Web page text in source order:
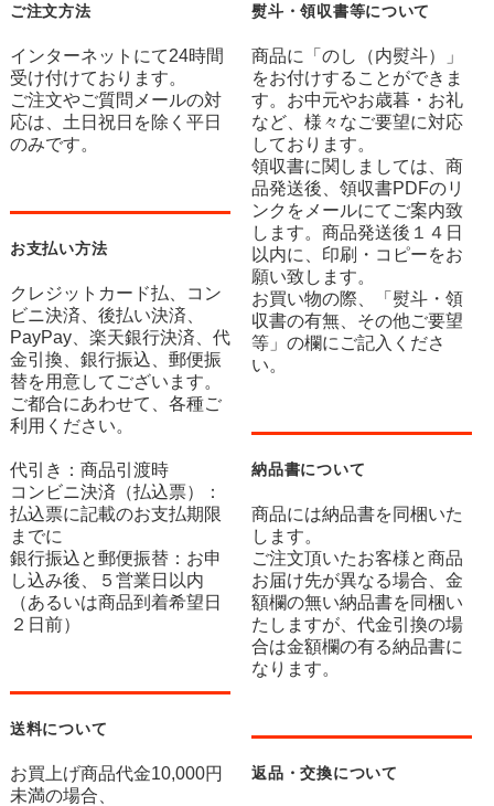
ご注文方法
インターネットにて24時間
受け付けております。
ご注文やご質問メールの対
応は、土日祝日を除く平日
のみです。
お支払い方法
クレジットカード払、コン
ビニ決済、後払い決済、
PayPay、楽天銀行決済、代
金引換、銀行振込、郵便振
替を用意してございます。
ご都合にあわせて、各種ご
利用ください。
代引き：商品引渡時
コンビニ決済（払込票）：
払込票に記載のお支払期限
までに
銀行振込と郵便振替：お申
し込み後、５営業日以内
（あるいは商品到着希望日
２日前）
送料について
お買上げ商品代金10,000円
未満の場合、
熨斗・領収書等について
商品に「のし（内熨斗）」
をお付けすることができま
す。お中元やお歳暮・お礼
など、様々なご要望に対応
しております。
領収書に関しましては、商
品発送後、領収書PDFのリ
ンクをメールにてご案内致
します。商品発送後１４日
以内に、印刷・コピーをお
願い致します。
お買い物の際、「熨斗・領
収書の有無、その他ご要望
等」の欄にご記入くださ
い。
納品書について
商品には納品書を同梱いた
します。
ご注文頂いたお客様と商品
お届け先が異なる場合、金
額欄の無い納品書を同梱い
たしますが、代金引換の場
合は金額欄の有る納品書に
なります。
返品・交換について